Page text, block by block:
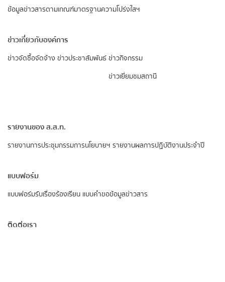
ข้อมูลข่าวสารตามเกณฑ์มาตรฐานความโปร่งใสฯ
ข่าวเกี่ยวกับองค์การ
ข่าวจัดซื้อจัดจ้าง ข่าวประชาสัมพันธ์ ข่าวกิจกรรม
ข่าวเยี่ยมชมสถานี
รายงานของ ส.ส.ท.
รายงานการประชุมกรรมการนโยบายฯ รายงานผลการปฏิบัติงานประจำปี
แบบฟอร์ม
แบบฟอร์มรับเรื่องร้องเรียน แบบคำขอข้อมูลข่าวสาร
ติดต่อเรา